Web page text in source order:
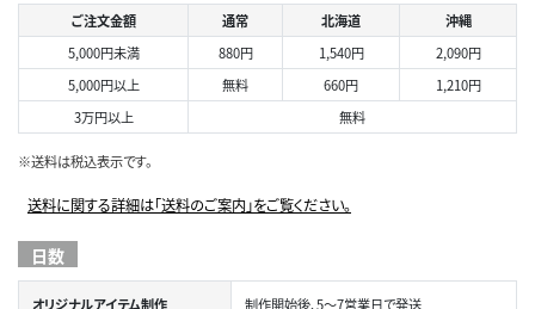
ご注文金額 通常 北海道
沖縄
5,000円未満
880円 1,540円
2,090円
5,000円以上
無料 660円
1,210円
3万円以上
無料
※送料は税込表示です。
送料に関する詳細は「送料のご案内」をご覧ください。
日数
オリジナルアイテム制作 制作開始後、5～7営業日で発送